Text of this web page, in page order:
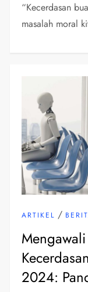
“Kecerdasan
masalah moral
ARTIKEL /
2024: